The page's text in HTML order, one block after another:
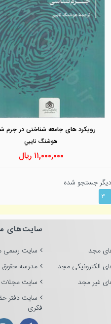
مشاهده و خرید
رویکرد های جامعه شناختی در جرم
هوشنگ نايبي
۱۱,۰۰۰,۰۰۰ ریال
جستجو شده
۳
مجد
الکترونیکی مجد
غیر مجد
سایت‌های
سایت رسمی
مدرسه
سایت
سایت دفتر
فکری